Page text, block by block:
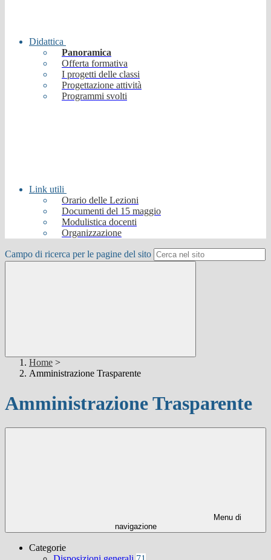
Didattica
Panoramica
Offerta formativa
I progetti delle classi
Progettazione attività
Programmi svolti
Link utili
Orario delle Lezioni
Documenti del 15 maggio
Modulistica docenti
Organizzazione
Campo di ricerca per le pagine del sito
Home >
Amministrazione Trasparente
Amministrazione Trasparente
Menu di
navigazione
Categorie